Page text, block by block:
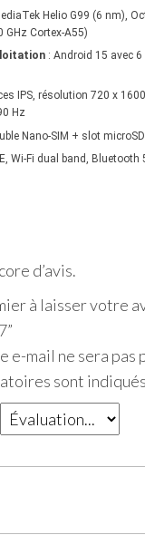
Helio G99 (6 nm),
GHz Cortex-A55)
: Android 15 avec
IPS, résolution 720 x
Hz
Nano-SIM + slot microSD
Wi-Fi dual band, Bluetooth
d’avis.
à laisser votre
e-mail ne sera pas
sont